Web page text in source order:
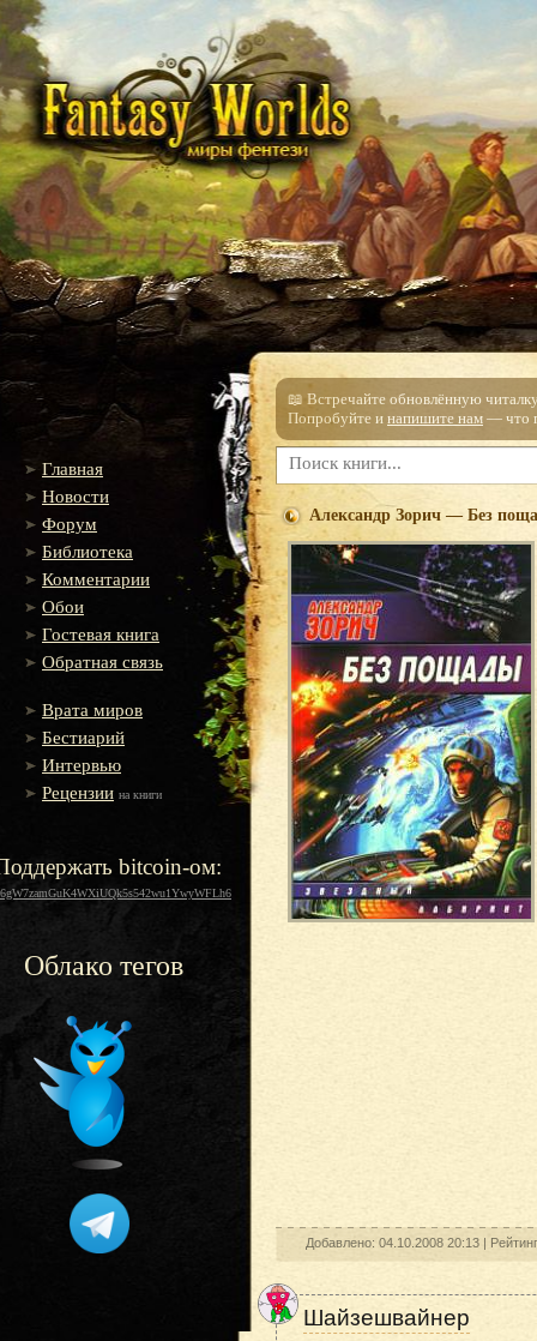
Главная
Новости
Форум
Библиотека
Комментарии
Обои
Гостевая книга
Обратная связь
Врата миров
Бестиарий
Интервью
Рецензии на книги
bitcoin-ом:
Облако тегов
📖 Встречайте обновлённую
Попробуйте и напишите нам — что
Александр Зорич — Без
Добавлено: 04.10.2008 20:13 |
Шайзешвайнер